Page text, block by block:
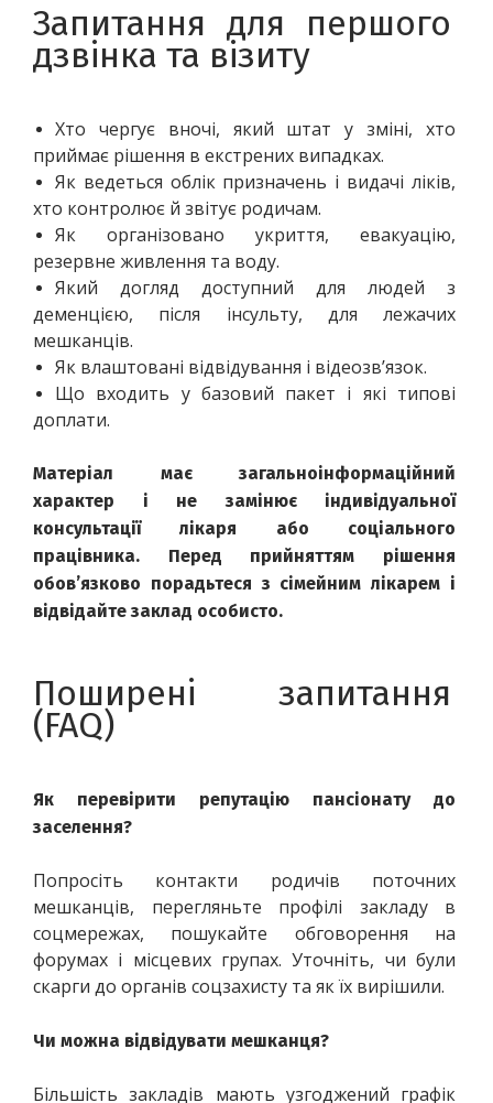
Запитання для першого
дзвінка та візиту
Хто чергує вночі, який штат у зміні, хто
приймає рішення в екстрених випадках.
Як ведеться облік призначень і видачі ліків,
хто контролює й звітує родичам.
Як організовано укриття, евакуацію,
резервне живлення та воду.
Який догляд доступний для людей з
деменцією, після інсульту, для лежачих
мешканців.
Як влаштовані відвідування і відеозв’язок.
Що входить у базовий пакет і які типові
доплати.
Матеріал має загальноінформаційний
характер і не замінює індивідуальної
консультації лікаря або соціального
працівника. Перед прийняттям рішення
обов’язково порадьтеся з сімейним лікарем і
відвідайте заклад особисто.
Поширені запитання
(FAQ)
Як перевірити репутацію пансіонату до
заселення?
Попросіть контакти родичів поточних
мешканців, перегляньте профілі закладу в
соцмережах, пошукайте обговорення на
форумах і місцевих групах. Уточніть, чи були
скарги до органів соцзахисту та як їх вирішили.
Чи можна відвідувати мешканця?
Більшість закладів мають узгоджений графік